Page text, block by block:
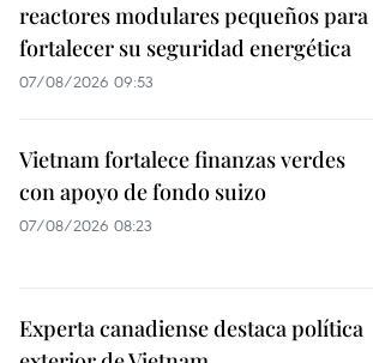
reactores modulares pequeños para
fortalecer su seguridad energética
07/08/2026 09:53
Vietnam fortalece finanzas verdes
con apoyo de fondo suizo
07/08/2026 08:23
Experta canadiense destaca política